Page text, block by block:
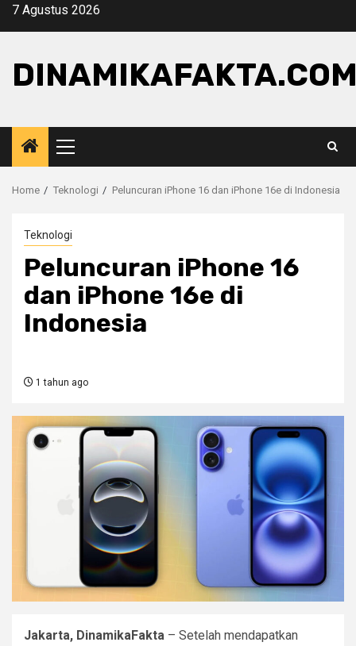
Skip7 Agustus 2026
Primary
Menu
Home Teknologi Peluncuran iPhone 16 dan iPhone 16e di Indonesia
Teknologi
Peluncuran iPhone 16
dan iPhone 16e di
Indonesia
1 tahun ago
Jakarta, DinamikaFakta – Setelah mendapatkan